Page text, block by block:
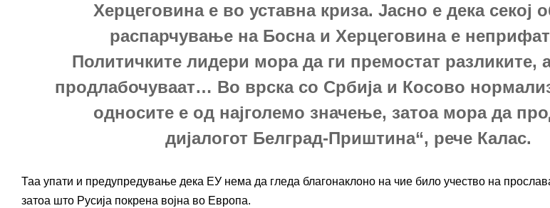
Херцеговина е во уставна криза. Јасно е дека секој
распарчување на Босна и Херцеговина е
Политичките лидери мора да ги премостат разликите,
продлабочуваат… Во врска со Србија и Косово
односите е од најголемо значење, затоа мора да
дијалогот Белград-Приштина“, рече Калас.
Таа упати и предупредување дека ЕУ нема да гледа благонаклоно на чие било учество на
затоа што Русија покрена војна во Европа.